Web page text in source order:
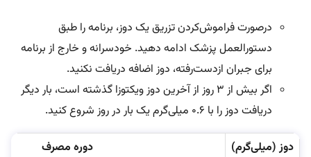
درصورت فراموش‌کردن تزریق یک دوز، برنامه را طبق
دستورالعمل پزشک ادامه دهید. خودسرانه و خارج از برنامه
برای جبران ازدست‌رفته، دوز اضافه دریافت نکنید.
اگر بیش از ۳ روز از آخرین دوز ویکتوزا گذشته است، بار دیگر
دریافت دوز را با ۰.۶ میلی‌گرم یک بار در روز شروع کنید.
دوز (میلی‌گرم) دوره مصرف